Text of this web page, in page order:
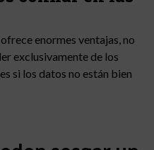
enormes ventajas, no
exclusivamente de los
si los datos no están bien